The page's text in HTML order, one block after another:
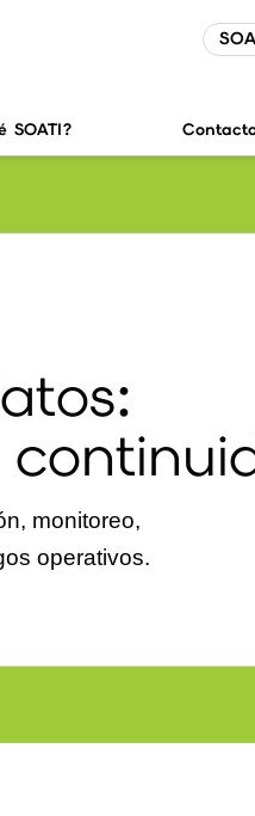
SOATI?
monitoreo,
operativos.